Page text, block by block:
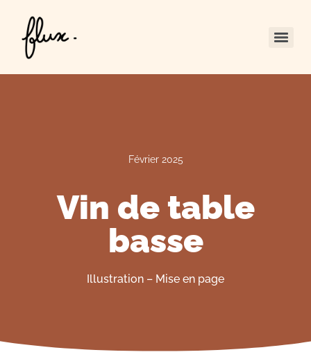
Février 2025
Vin de table
basse
Illustration – Mise en page